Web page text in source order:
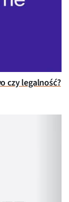
czy legalność?